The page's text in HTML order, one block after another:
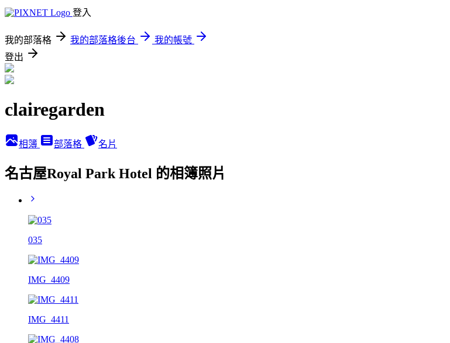
登入
我的部落格 我的部落格後台
我的帳號
登出
clairegarden
相簿 部落格 名片
名古屋Royal Park Hotel 的相簿照片
035
IMG_4409
IMG_4411